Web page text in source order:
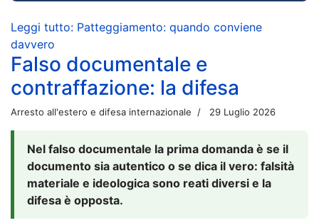
Leggi tutto: Patteggiamento: quando conviene
davvero
Falso documentale e
contraffazione: la difesa
Arresto all'estero e difesa internazionale 29 Luglio 2026
Nel falso documentale la prima domanda è se il
documento sia autentico o se dica il vero: falsità
materiale e ideologica sono reati diversi e la
difesa è opposta.